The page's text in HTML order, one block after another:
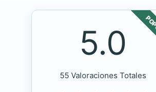
5.0
55 Valoraciones Totales